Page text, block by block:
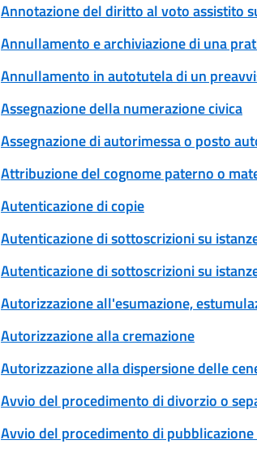
Annotazione del diritto al voto assistito
Annullamento e archiviazione di una
Annullamento in autotutela di un
Assegnazione della numerazione civica
Assegnazione di autorimessa o posto
Attribuzione del cognome paterno o
Autenticazione di copie
Autenticazione di sottoscrizioni su
Autenticazione di sottoscrizioni su
Autorizzazione all'esumazione,
Autorizzazione alla cremazione
Autorizzazione alla dispersione delle
Avvio del procedimento di divorzio o
Avvio del procedimento di